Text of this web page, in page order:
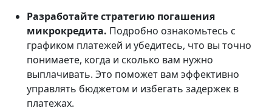
Разработайте стратегию погашения
микрокредита. Подробно ознакомьтесь с
графиком платежей и убедитесь, что вы точно
понимаете, когда и сколько вам нужно
выплачивать. Это поможет вам эффективно
управлять бюджетом и избегать задержек в
платежах.